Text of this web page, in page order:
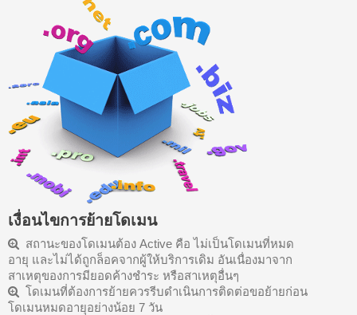
เงื่อนไขการย้ายโดเมน
สถานะของโดเมนต้อง Active คือ ไม่เป็นโดเมนที่หมด
อายุ และไม่ได้ถูกล็อคจากผู้ให้บริการเดิม อันเนื่องมาจาก
สาเหตุของการมียอดค้างชำระ หรือสาเหตุอื่นๆ
โดเมนที่ต้องการย้ายควรรีบดำเนินการติดต่อขอย้ายก่อน
โดเมนหมดอายุอย่างน้อย 7 วัน